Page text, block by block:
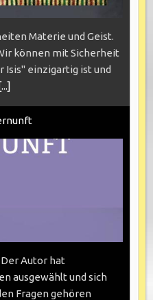
Materie und Geist.
können mit Sicherheit
Isis" einzigartig ist und
[...]
Autor hat
ausgewählt und sich
Fragen gehören